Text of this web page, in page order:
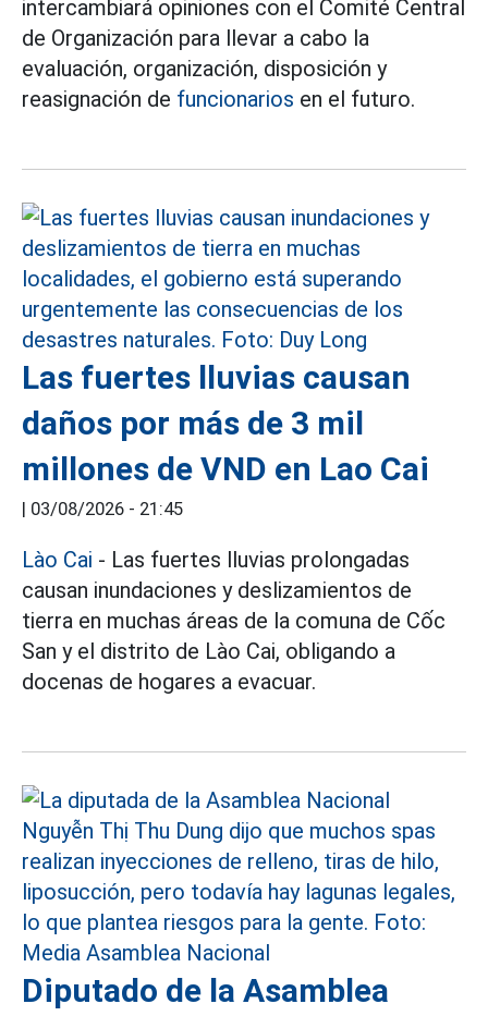
intercambiará opiniones con el Comité Central
de Organización para llevar a cabo la
evaluación, organización, disposición y
reasignación de funcionarios en el futuro.
Las fuertes lluvias causan
daños por más de 3 mil
millones de VND en Lao Cai
| 03/08/2026 - 21:45
Lào Cai - Las fuertes lluvias prolongadas
causan inundaciones y deslizamientos de
tierra en muchas áreas de la comuna de Cốc
San y el distrito de Lào Cai, obligando a
docenas de hogares a evacuar.
Diputado de la Asamblea